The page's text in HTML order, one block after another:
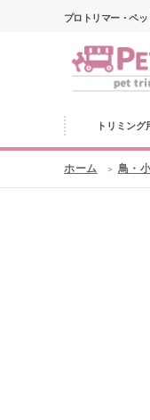
プロトリマー・ペ
トリミング
ホーム 鳥・